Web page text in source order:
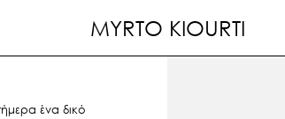
MYRTO KIOURTI
ένα δικό